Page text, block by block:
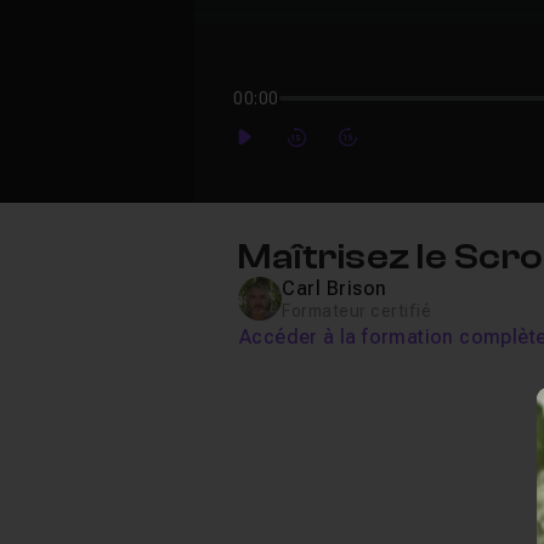
00:00
ForwardForward
Maîtrisez le
Carl Brison
Accéder à la formation